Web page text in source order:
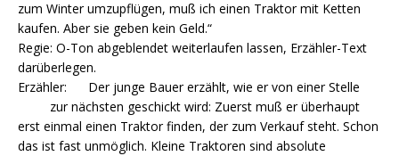
zum Winter umzupflügen, muß ich einen Traktor mit Ketten
kaufen. Aber sie geben kein Geld.“
Regie: O-Ton abgeblendet weiterlaufen lassen, Erzähler-Text
darüberlegen.
Erzähler: Der junge Bauer erzählt, wie er von einer Stelle
zur nächsten geschickt wird: Zuerst muß er überhaupt
erst einmal einen Traktor finden, der zum Verkauf steht. Schon
das ist fast unmöglich. Kleine Traktoren sind absolute